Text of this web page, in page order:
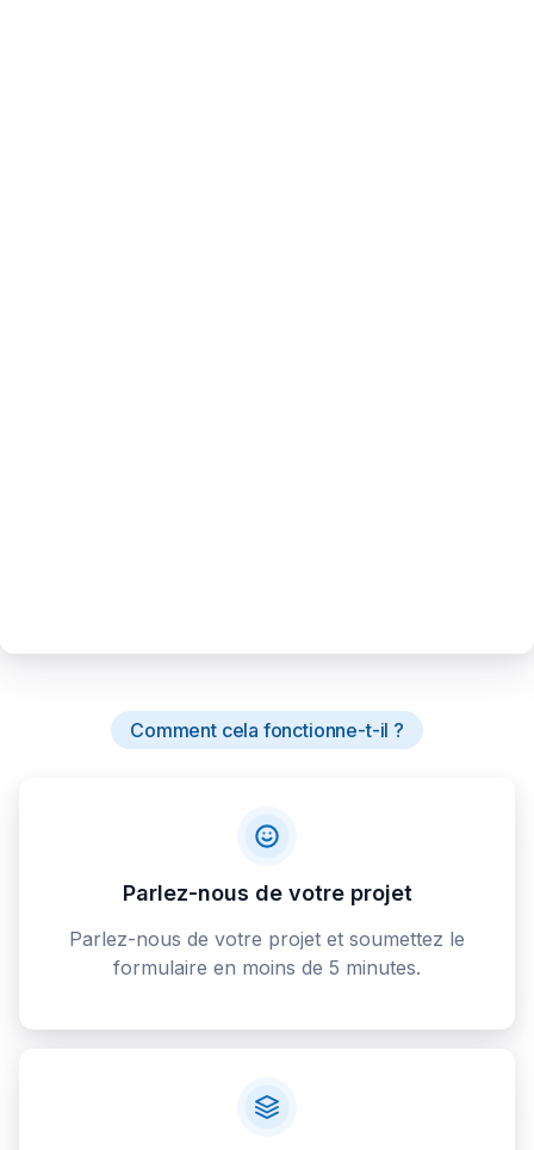
Comment cela fonctionne-t-il ?
Parlez-nous de votre projet
Parlez-nous de votre projet et soumettez le
formulaire en moins de 5 minutes.